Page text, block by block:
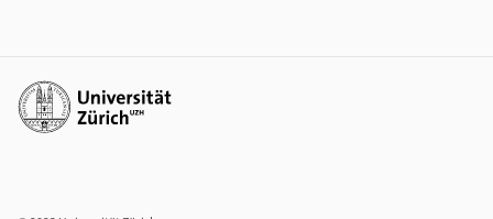
Weiterführende Links